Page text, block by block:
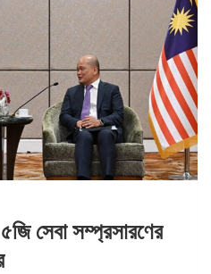
সেবা সম্প্রসারণের